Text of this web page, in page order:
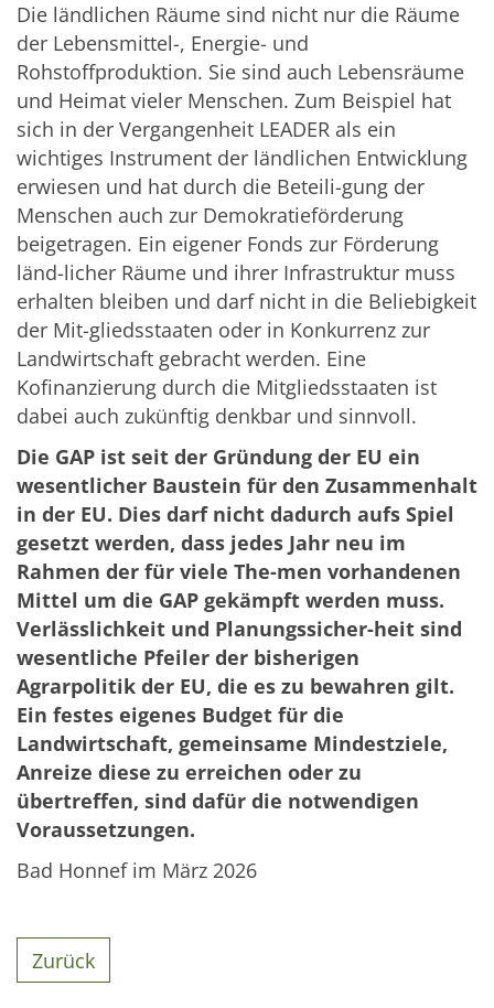
Die ländlichen Räume sind nicht nur die Räume
der Lebensmittel-, Energie- und
Rohstoffproduktion. Sie sind auch Lebensräume
und Heimat vieler Menschen. Zum Beispiel hat
sich in der Vergangenheit LEADER als ein
wichtiges Instrument der ländlichen Entwicklung
erwiesen und hat durch die Beteili-gung der
Menschen auch zur Demokratieförderung
beigetragen. Ein eigener Fonds zur Förderung
länd-licher Räume und ihrer Infrastruktur muss
erhalten bleiben und darf nicht in die Beliebigkeit
der Mit-gliedsstaaten oder in Konkurrenz zur
Landwirtschaft gebracht werden. Eine
Kofinanzierung durch die Mitgliedsstaaten ist
dabei auch zukünftig denkbar und sinnvoll.
Die GAP ist seit der Gründung der EU ein
wesentlicher Baustein für den Zusammenhalt
in der EU. Dies darf nicht dadurch aufs Spiel
gesetzt werden, dass jedes Jahr neu im
Rahmen der für viele The-men vorhandenen
Mittel um die GAP gekämpft werden muss.
Verlässlichkeit und Planungssicher-heit sind
wesentliche Pfeiler der bisherigen
Agrarpolitik der EU, die es zu bewahren gilt.
Ein festes eigenes Budget für die
Landwirtschaft, gemeinsame Mindestziele,
Anreize diese zu erreichen oder zu
übertreffen, sind dafür die notwendigen
Voraussetzungen.
Bad Honnef im März 2026
Zurück